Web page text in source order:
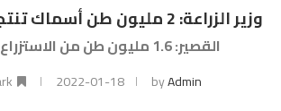
وزير الزراعة: 2 مليون طن أسماك تنتجها مصر سنويا
القصير: 1.6 مليون طن من الاستزراع السمكي
byAdmin
2022-01-18